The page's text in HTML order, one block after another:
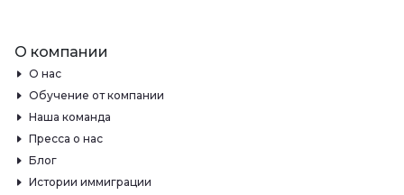
О компании
О нас
Обучение от компании
Наша команда
Пресса о нас
Блог
Истории иммиграции